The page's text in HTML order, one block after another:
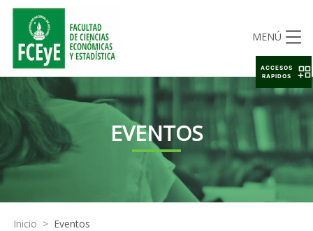
MENÚ
EVENTOS
Inicio > Eventos
ACCESOS
RAPIDOS